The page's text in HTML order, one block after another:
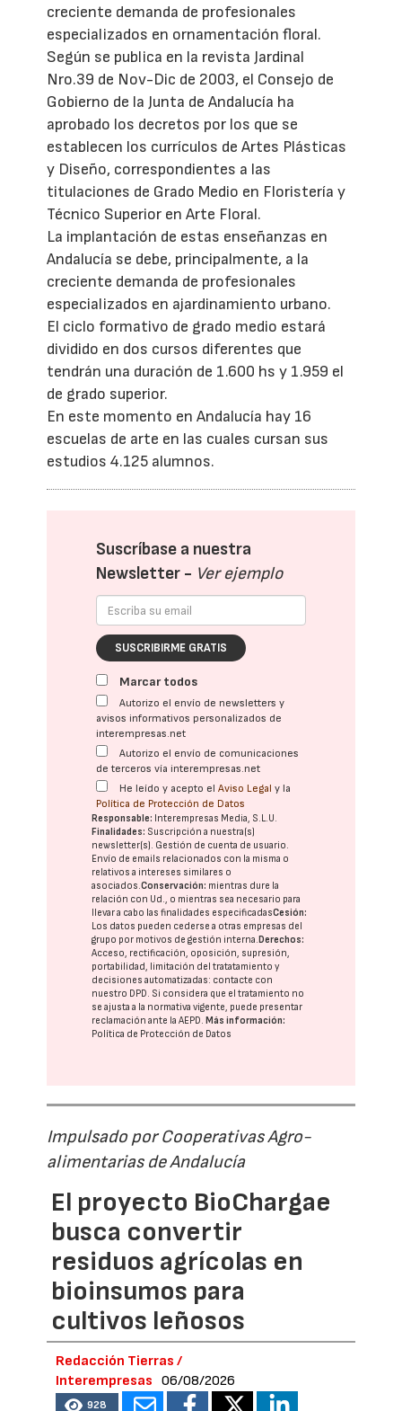
creciente demanda de profesionales
especializados en ornamentación floral.
Según se publica en la revista Jardinal
Nro.39 de Nov-Dic de 2003, el Consejo de
Gobierno de la Junta de Andalucía ha
aprobado los decretos por los que se
establecen los currículos de Artes Plásticas
y Diseño, correspondientes a las
titulaciones de Grado Medio en Floristería y
Técnico Superior en Arte Floral.
La implantación de estas enseñanzas en
Andalucía se debe, principalmente, a la
creciente demanda de profesionales
especializados en ajardinamiento urbano.
El ciclo formativo de grado medio estará
dividido en dos cursos diferentes que
tendrán una duración de 1.600 hs y 1.959 el
de grado superior.
En este momento en Andalucía hay 16
escuelas de arte en las cuales cursan sus
estudios 4.125 alumnos.
Suscríbase a nuestra
Newsletter - Ver ejemplo
SUSCRIBIRME GRATIS
Marcar todos
Autorizo el envío de newsletters y
avisos informativos personalizados de
interempresas.net
Autorizo el envío de comunicaciones
de terceros vía interempresas.net
He leído y acepto elAviso Legal y la
Política de Protección de Datos
Responsable: Interempresas Media, S.L.U.
Finalidades: Suscripción a nuestra(s)
newsletter(s). Gestión de cuenta de usuario.
Envío de emails relacionados con la misma o
relativos a intereses similares o
asociados.Conservación: mientras dure la
relación con Ud., o mientras sea necesario para
llevar a cabo las finalidades especificadasCesión:
Los datos pueden cederse a otras empresas del
grupo por motivos de gestión interna. Derechos:
Acceso, rectificación, oposición, supresión,
portabilidad, limitación del tratatamiento y
decisiones automatizadas: contacte con
nuestro DPD. Si considera que el tratamiento no
se ajusta a la normativa vigente, puede presentar
reclamación ante laAEPD. Más información:
Política de Protección de Datos
Impulsado por Cooperativas Agro-
alimentarias de Andalucía
El proyecto BioChargae
busca convertir
residuos agrícolas en
bioinsumos para
cultivos leñosos
Redacción Tierras /
Interempresas
06/08/2026
928